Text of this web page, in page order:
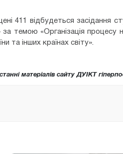
411 відбудеться засідання
за темою «Організація
та інших країнах світу».
матеріалів сайту ДУІКТ